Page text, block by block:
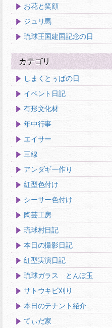
お花と笑顔
ジュリ馬
琉球王国建国記念の日
カテゴリ
しまくとぅばの日
イベント日記
有形文化材
年中行事
エイサー
三線
アンダギー作り
紅型色付け
シーサー色付け
陶芸工房
琉球村日記
本日の撮影日記
紅型実演日記
琉球ガラス とんぼ玉
サトウキビ刈り
本日のテナント紹介
てぃだ家